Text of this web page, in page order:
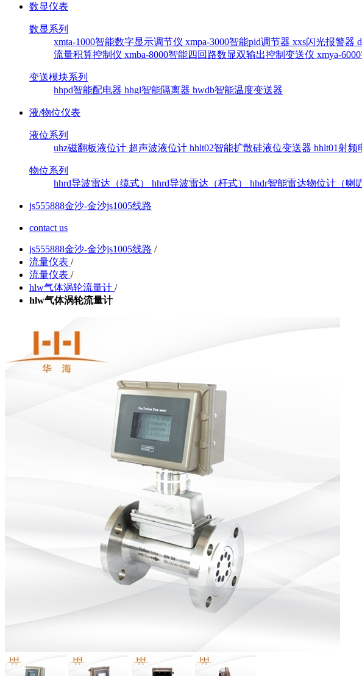
数显仪表
数显系列
xmta-1000智能数字显示调节仪 xmpa-3000智能pid调节器 xxs闪光报警器
流量积算控制仪 xmba-8000智能四回路数显双输出控制变送仪 xmya-
变送模块系列
hhpd智能配电器 hhgl智能隔离器 hwdb智能温度变送器
液/物位仪表
液位系列
uhz磁翻板液位计 超声波液位计 hhlt02智能扩散硅液位变送器 hhlt01射频
物位系列
hhrd导波雷达（缆式） hhrd导波雷达（杆式） hhdr智能雷达物位计（喇
js555888金沙-金沙js1005线路
contact us
js555888金沙-金沙js1005线路 /
流量仪表 /
流量仪表 /
hlw气体涡轮流量计 /
hlw气体涡轮流量计